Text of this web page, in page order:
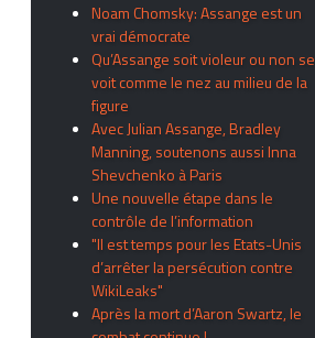
Noam Chomsky: Assange est un
vrai démocrate
Qu’Assange soit violeur ou non se
voit comme le nez au milieu de la
figure
Avec Julian Assange, Bradley
Manning, soutenons aussi Inna
Shevchenko à Paris
Une nouvelle étape dans le
contrôle de l’information
"Il est temps pour les Etats-Unis
d’arrêter la persécution contre
WikiLeaks"
Après la mort d’Aaron Swartz, le